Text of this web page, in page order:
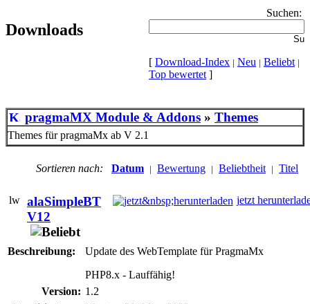
Downloads
Suchen:
[ Download-Index | Neu | Beliebt |
Top bewertet ]
pragmaMX Module & Addons » Themes
Themes für pragmaMx ab V 2.1
Sortieren nach: Datum | Bewertung | Beliebtheit | Titel
alaSimpleBT
V12
jetzt
Beschreibung:
Update des WebTemplate für PragmaMx
PHP8.x - Lauffähig!
Version: 1.2